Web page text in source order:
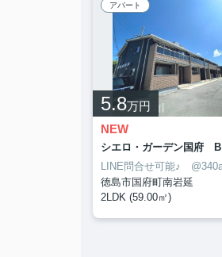
アパート
5.8万円
NEW
シエロ・ガーデン国府 B
徳島市国府町南岩延
2LDK (59.00㎡)